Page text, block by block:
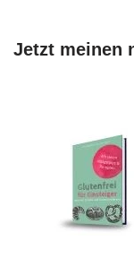
Jetzt meinen